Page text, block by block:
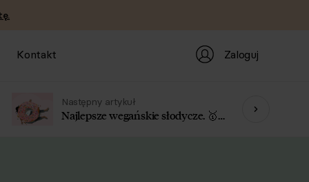
Kontakt Zaloguj
Następny artykuł
Najlepsze wegańskie słodycze. 🥇